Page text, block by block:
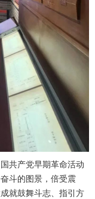
共产党早期革命活动
斗的图景，倍受震
就鼓舞斗志、指引方